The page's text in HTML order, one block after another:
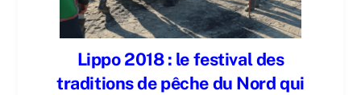
Lippo 2018 : le festival des
traditions de pêche du Nord qui